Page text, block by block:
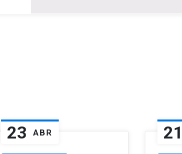
23 ABR 21